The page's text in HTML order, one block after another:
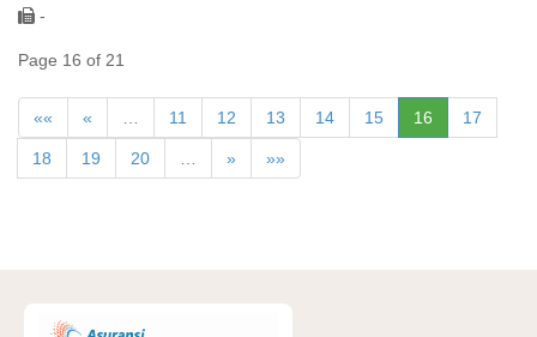
-
Page 16 of 21
«« « 11 12 13 14 15 16 17
18 19 20 » »»